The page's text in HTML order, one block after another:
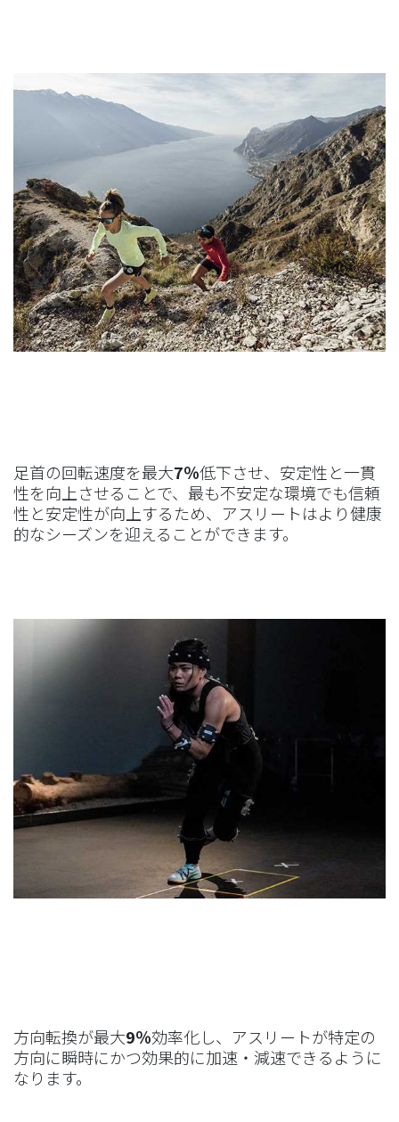
足首の回転速度を最大7％低下させ、安定性と一貫
性を向上させることで、最も不安定な環境でも信頼
性と安定性が向上するため、アスリートはより健康
的なシーズンを迎えることができます。
方向転換が最大9％効率化し、アスリートが特定の
方向に瞬時にかつ効果的に加速・減速できるように
なります。